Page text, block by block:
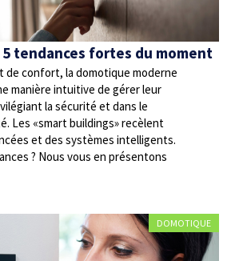
tendances fortes du moment
de confort, la domotique moderne
manière intuitive de gérer leur
la sécurité et dans le
Les «smart buildings» recèlent
et des systèmes intelligents.
? Nous vous en présentons
DOMOTIQUE